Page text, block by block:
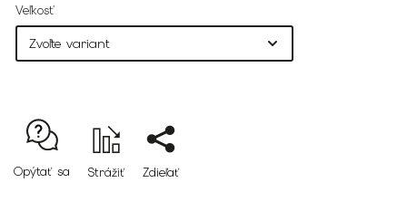
Veľkosť
Opýtať sa Strážiť Zdieľať